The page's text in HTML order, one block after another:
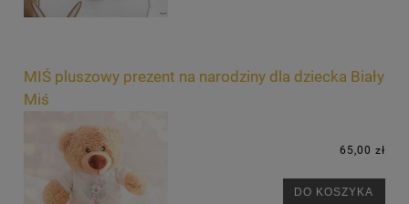
MIŚ pluszowy prezent na narodziny dla dziecka Biały
Miś
65,00 zł
DO KOSZYKA